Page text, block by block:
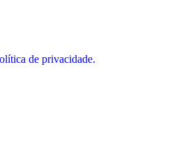
de privacidade.